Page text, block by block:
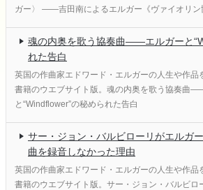
ガー〉 ――吉田南によるエルガー《ヴァイオリン
魂の内奥を歌う協奏曲――エルガーと
れた告白
英国の作曲家エドワード・エルガーの人生や作品
書籍のウエブサイト版。魂の内奥を歌う協奏曲
と“Windflower”の秘められた告白
サー・ジョン・バルビローリがエルガ
曲を録音しなかった理由
英国の作曲家エドワード・エルガーの人生や作品
書籍のウエブサイト版。サー・ジョン・バルビロ